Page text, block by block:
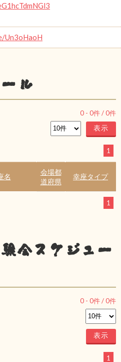
Un3oHaoH
ル
0 - 0件 /0件
1
名
会場都
道府県
幸座タイプ
1
会スケジュー
0 - 0件 /0件
1